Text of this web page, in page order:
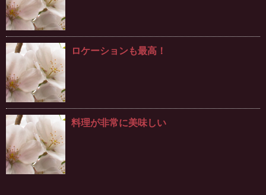
ロケーションも最高！
料理が非常に美味しい